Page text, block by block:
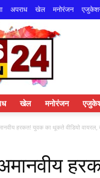
अपराध खेल मनोरंजन
खेल मनोरंजन
हरकत! युवक का थूकते वीडियो वायरल,